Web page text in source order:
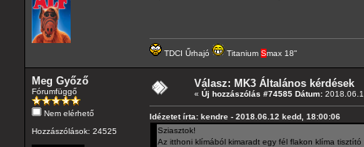
TDCI Űrhajó Titanium Smax 18"
Meg Győző
Fórumfüggő
Nem elérhető
Hozzászólások: 24525
Válasz: MK3 Általános kérdések
« Új hozzászólás #74585 Dátum:
Idézetet írta: kendre - 2018.06.12 kedd, 18:00:06
Sziasztok!
Az itthoni klímából kimaradt egy fél flakon klíma